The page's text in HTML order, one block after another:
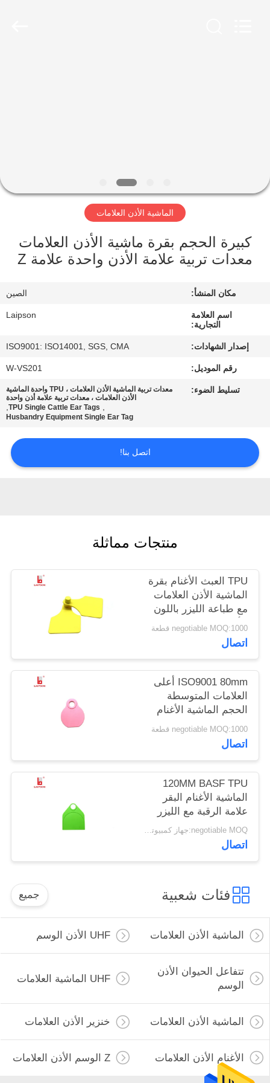
عنا
في
المعمل
مراقبة
الجودة
اطلب
PRIVACY
POLICY
الماشية الأذن العلامات
كبيرة الحجم بقرة ماشية الأذن العلامات
معدات تربية علامة الأذن واحدة علامة Z
مكان المنشأ: الصين
اسم العلامة
التجارية:
Laipson
إصدار الشهادات: ISO9001: ISO14001, SGS, CMA
رقم الموديل: W-VS201
تسليط الضوء:
معدات تربية الماشية الأذن العلامات ، TPU واحدة الماشية
الأذن العلامات ، معدات تربية علامة أذن واحدة
,
TPU Single Cattle Ear Tags
,
Husbandry Equipment Single Ear Tag
اتصل بنا!
منتجات مماثلة
TPU العبث الأغنام بقرة
الماشية الأذن العلامات
مع طباعة الليزر باللون
الأصفر
negotiable MOQ:1000 قطعة
اتصال
ISO9001 80mm أعلى
العلامات المتوسطة
الحجم الماشية الأغنام
الرقبة مع عدد الطباعة
بالليزر
negotiable MOQ:1000 قطعة
اتصال
120MM BASF TPU
الماشية الأغنام البقر
علامة الرقبة مع الليزر
المطبوعة شعار مزرعة
تتبع
negotiable MOQ:جهاز كمبيوتر شخصى 1000
اتصال
فئات شعبية جميع
الماشية الأذن العلامات UHF الأذن الوسم
تتفاعل الحيوان الأذن
الوسم
UHF الماشية العلامات
الماشية الأذن العلامات خنزير الأذن العلامات
الأغنام الأذن العلامات Z الوسم الأذن العلامات